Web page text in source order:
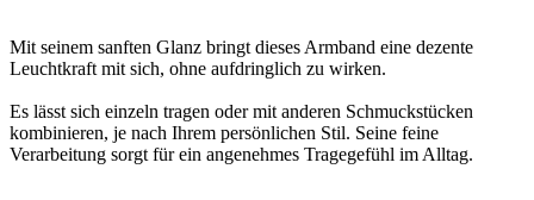
Mit seinem sanften Glanz bringt dieses Armband eine dezente
Leuchtkraft mit sich, ohne aufdringlich zu wirken.
Es lässt sich einzeln tragen oder mit anderen Schmuckstücken
kombinieren, je nach Ihrem persönlichen Stil. Seine feine
Verarbeitung sorgt für ein angenehmes Tragegefühl im Alltag.